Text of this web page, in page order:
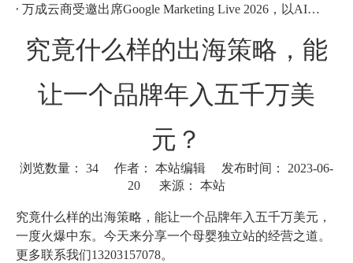
万成云商受邀出席Google Marketing Live 2026，以AI之力领航出海增长新浪潮
究竟什么样的出海策略，能
让一个品牌年入五千万美
元？
浏览数量： 34 作者： 本站编辑 发布时间： 2023-06-
20 来源： 本站
究竟什么样的出海策略，能让一个品牌年入五千万美元，
一度火爆中东。今天来分享一个母婴独立站的经营之道。
更多联系我们13203157078。